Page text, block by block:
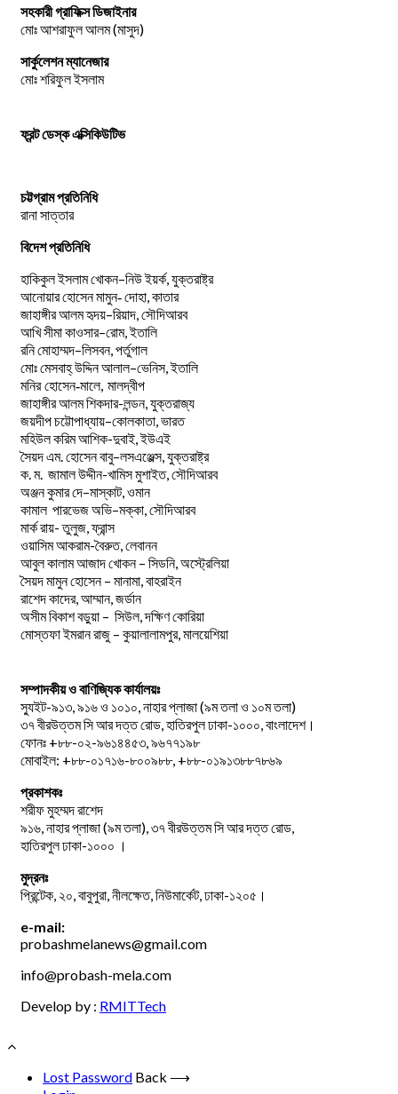
সহকারী গ্রাফিক্স ডিজাইনার
মোঃ আশরাফুল আলম (মাসুদ)
সার্কুলেশন ম্যানেজার
মোঃ শরিফুল ইসলাম
ফ্রন্ট ডেস্ক এক্সিকিউটিভ
চট্টগ্রাম প্রতিনিধি
রানা সাত্তার
বিদেশ প্রতিনিধি
হাকিকুলইসলামখোকন–নিউইয়র্ক,যুক্তরাষ্ট্র
আনোয়ারহোসেনমামুন-দোহা,কাতার
জাহাঙ্গীরআলমহৃদয়–রিয়াদ,সৌদিআরব
আখিসীমাকাওসার–রোম,ইতালি
রনিমোহাম্মদ–লিসবন,পর্তুগাল
মোঃমেসবাহ্উদ্দিনআলাল–ভেনিস,ইতালি
মনির হোসেন-মালে, মালদ্বীপ
জাহাঙ্গীর আলম শিকদার-লন্ডন, যুক্তরাজ্য
জয়দীপচট্টোপাধ্যায়–কোলকাতা,ভারত
মহিউল করিম আশিক-দুবাই, ইউএই
সৈয়দএম.হোসেনবাবু–লসএঞ্জেল্স,যুক্তরাষ্ট্র
ক.ম. জামালউদ্দীন-খামিস মুশাইত,সৌদিআরব
অঞ্জনকুমারদে–মাস্কাট,ওমান
কামাল পারভেজঅভি–মক্কা,সৌদিআরব
মার্ক রায়- তুলুজ, ফ্রান্স
ওয়াসিম আকরাম-বৈরুত, লেবানন
আবুল কালাম আজাদ খোকন – সিডনি, অস্ট্রেলিয়া
সৈয়দ মামুন হোসেন – মানামা, বাহরাইন
রাশেদ কাদের, আম্মান, জর্ডান
অসীম বিকাশ বড়ুয়া – সিউল, দক্ষিণ কোরিয়া
মোস্তফা ইমরান রাজু – কুয়ালালামপুর, মালয়েশিয়া
সম্পাদকীয় ও বাণিজ্যিক কার্যালয়ঃ
স্যুইট-৯১৩, ৯১৬ ও ১০১০, নাহার প্লাজা (৯ম তলা ও ১০ম তলা)
৩৭ বীরউত্তম সি আর দত্ত রোড, হাতিরপুল ঢাকা-১০০০, বাংলাদেশ।
ফোনঃ +৮৮-০২-৯৬১৪৪৫৩, ৯৬৭৭১৯৮
মোবাইল: +৮৮-০১৭১৬-৮০০৯৮৮, +৮৮-০১৯১৩৮৮৭৮৬৯
প্রকাশকঃ
শরীফ মুহম্মদ রাশেদ
৯১৬, নাহার প্লাজা (৯ম তলা), ৩৭ বীরউত্তম সি আর দত্ত রোড,
হাতিরপুল ঢাকা-১০০০ ।
মুদ্রনঃ
প্রিন্টেক, ২০, বাবুপুরা, নীলক্ষেত, নিউমার্কেট, ঢাকা-১২০৫।
e-mail:
probashmelanews@gmail.com
info@probash-mela.com
Develop by : RMITTech
Lost Password Back ⟶